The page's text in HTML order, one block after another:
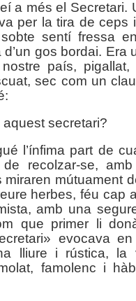
a més el Secretari.
per la tira de ceps
sobte sentí fressa
gos bordai. Era
país,
sec com un
secretari?
l’ínfima part de
de recolzar-se,
miraren mútuament
herbes, féu cap
amb una
que primer li
evocava
lliure i rústica, la
famolenc i